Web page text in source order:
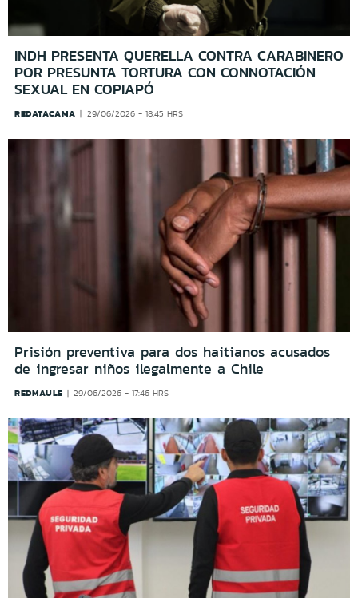
INDH PRESENTA QUERELLA CONTRA CARABINERO
POR PRESUNTA TORTURA CON CONNOTACIÓN
SEXUAL EN COPIAPÓ
REDATACAMA 29/06/2026 - 18:45 HRS
Prisión preventiva para dos haitianos acusados
de ingresar niños ilegalmente a Chile
REDMAULE 29/06/2026 - 17:46 HRS